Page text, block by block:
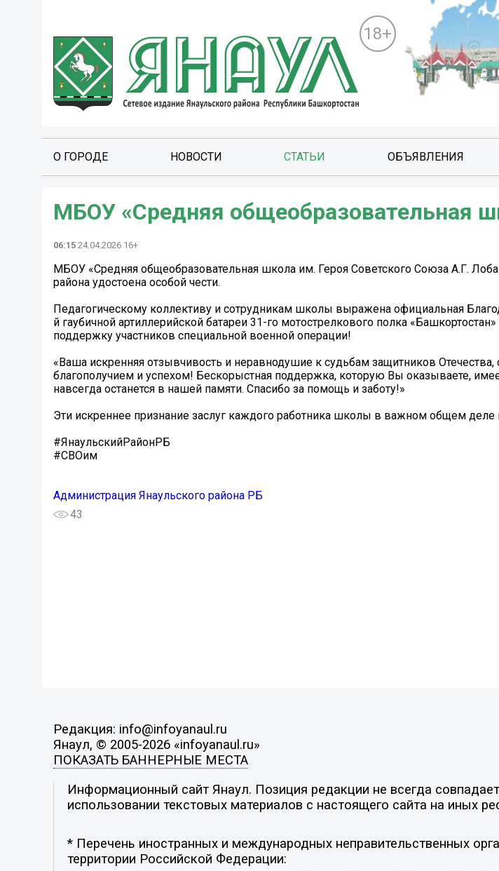
18+
О ГОРОДЕ НОВОСТИ СТАТЬИ ОБЪЯВЛЕНИЯ
МБОУ «Средняя общеобразовательная
06:15 24.04.2026 16+
МБОУ «Средняя общеобразовательная школа им. Героя Советского Союза А.Г.
района удостоена особой чести.
Педагогическому коллективу и сотрудникам школы выражена официальная
й гаубичной артиллерийской батареи 31-го мотострелкового полка
поддержку участников специальной военной операции!
«Ваша искренняя отзывчивость и неравнодушие к судьбам защитников Отечества,
благополучием и успехом! Бескорыстная поддержка, которую Вы оказываете,
навсегда останется в нашей памяти. Спасибо за помощь и заботу!»
Эти искреннее признание заслуг каждого работника школы в важном общем
#ЯнаульскийРайонРБ
#СВОим
Администрация Янаульского района РБ
43
Редакция: info@infoyanaul.ru
Янаул, © 2005-2026 «infoyanaul.ru»
ПОКАЗАТЬ БАННЕРНЫЕ МЕСТА
Информационный сайт Янаул. Позиция редакции не всегда
использовании текстовых материалов с настоящего сайта на иных
* Перечень иностранных и международных неправительственных
территории Российской Федерации: